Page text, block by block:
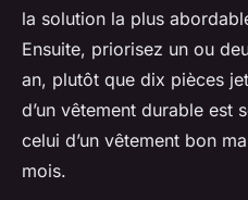
la solution la plus
Ensuite, priorisez un ou
an, plutôt que dix pièces
d’un vêtement durable est
celui d’un vêtement bon
mois.